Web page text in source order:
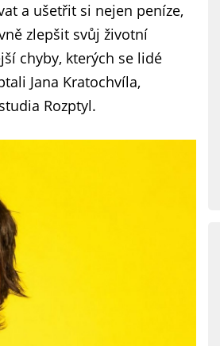
a ušetřit si nejen peníze,
zlepšit svůj životní
chyby, kterých se lidé
Jana Kratochvíla,
Rozptyl.